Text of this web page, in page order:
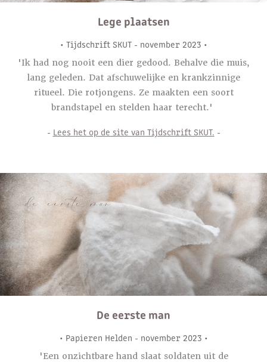
Lege plaatsen
• Tijdschrift SKUT - november 2023 •
'Ik had nog nooit een dier gedood. Behalve die muis,
lang geleden. Dat afschuwelijke en krankzinnige
ritueel. Die rotjongens. Ze maakten een soort
brandstapel en stelden haar terecht.'
- Lees het op de site van Tijdschrift SKUT. -
De eerste man
• Papieren Helden - november 2023 •
'Een onzichtbare hand slaat soldaten uit de